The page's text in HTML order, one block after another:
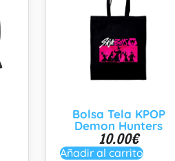
Bolsa Tela KPOP
Demon Hunters
10.00€
Añadir al carrito